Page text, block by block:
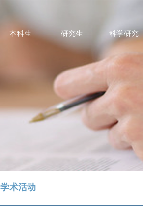
本科生 研究生 科学研究
学术活动